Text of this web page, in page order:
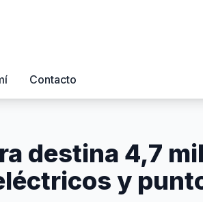
Contacto
destina 4,7
y